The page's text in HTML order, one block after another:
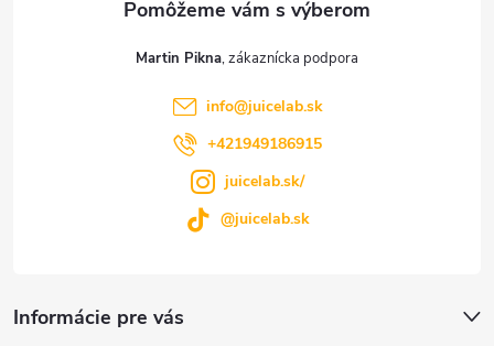
Informácie pre vás
Martin Pikna
info@juicelab.sk
+421949186915
juicelab.sk/
@juicelab.sk